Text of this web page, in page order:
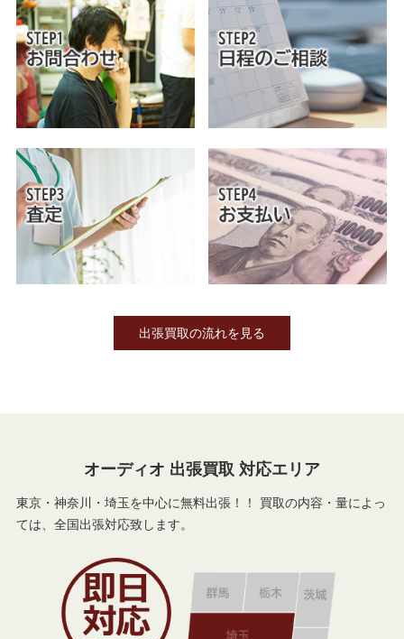
出張買取の流れを見る
オーディオ 出張買取 対応エリア
東京・神奈川・埼玉を中心に無料出張！！ 買取の内容・量によっ
ては、全国出張対応致します。